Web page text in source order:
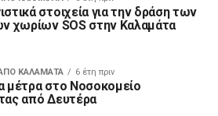
στοιχεία για την δράση των
χωρίων SOS στην Καλαμάτα
ΚΑΛΑΜΑΤΑ 6 έτη πριν
μέτρα στο Νοσοκομείο
από Δευτέρα